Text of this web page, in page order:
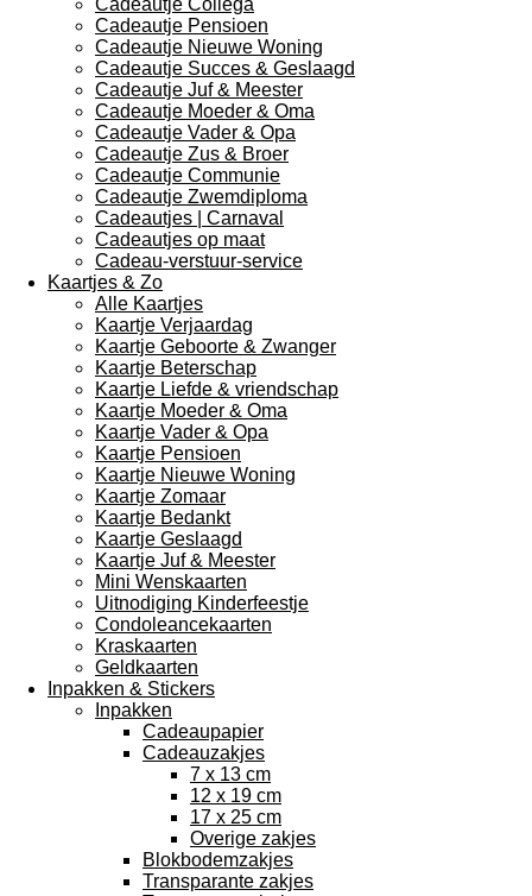
Cadeautje Collega
Cadeautje Pensioen
Cadeautje Nieuwe Woning
Cadeautje Succes & Geslaagd
Cadeautje Juf & Meester
Cadeautje Moeder & Oma
Cadeautje Vader & Opa
Cadeautje Zus & Broer
Cadeautje Communie
Cadeautje Zwemdiploma
Cadeautjes | Carnaval
Cadeautjes op maat
Cadeau-verstuur-service
Kaartjes & Zo
Alle Kaartjes
Kaartje Verjaardag
Kaartje Geboorte & Zwanger
Kaartje Beterschap
Kaartje Liefde & vriendschap
Kaartje Moeder & Oma
Kaartje Vader & Opa
Kaartje Pensioen
Kaartje Nieuwe Woning
Kaartje Zomaar
Kaartje Bedankt
Kaartje Geslaagd
Kaartje Juf & Meester
Mini Wenskaarten
Uitnodiging Kinderfeestje
Condoleancekaarten
Kraskaarten
Geldkaarten
Inpakken & Stickers
Inpakken
Cadeaupapier
Cadeauzakjes
7 x 13 cm
12 x 19 cm
17 x 25 cm
Overige zakjes
Blokbodemzakjes
Transparante zakjes